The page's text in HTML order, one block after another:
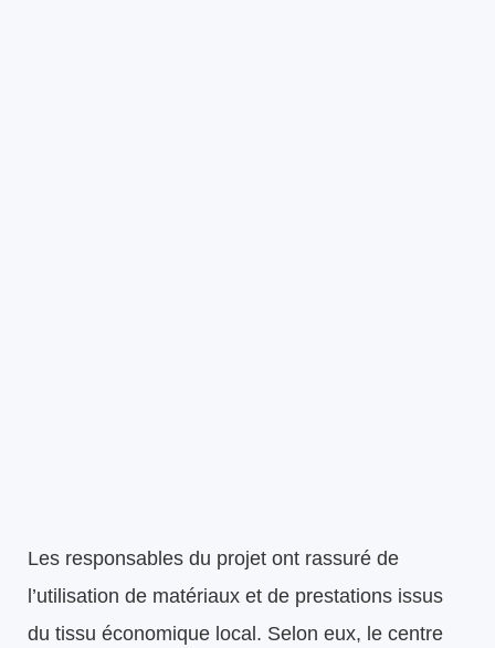
Les responsables du projet ont rassuré de
l’utilisation de matériaux et de prestations issus
du tissu économique local. Selon eux, le centre